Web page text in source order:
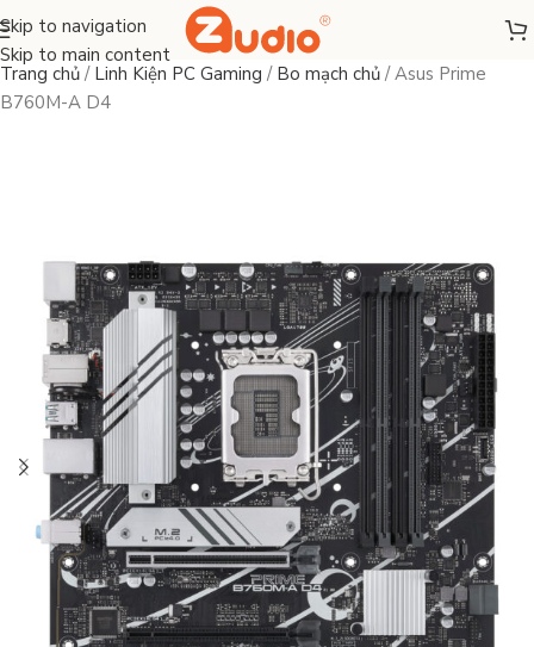
Skip to navigation
Skip to main content
Trang chủ / Linh Kiện PC Gaming / Bo mạch chủ /Asus Prime
B760M-A D4